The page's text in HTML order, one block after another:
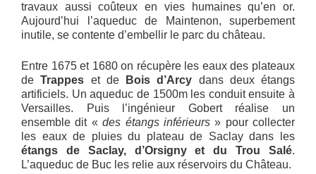
travaux aussi coûteux en vies humaines qu’en or.
Aujourd’hui l’aqueduc de Maintenon, superbement
inutile, se contente d’embellir le parc du château.
Entre 1675 et 1680 on récupère les eaux des plateaux
deTrappes et de Bois d’Arcy dans deux étangs
artificiels. Un aqueduc de 1500m les conduit ensuite à
Versailles. Puis l’ingénieur Gobert réalise un
ensemble dit «des étangs inférieurs» pour collecter
les eaux de pluies du plateau de Saclay dans les
étangs de Saclay, d’Orsigny et du Trou Salé.
L’aqueduc de Buc les relie aux réservoirs du Château.